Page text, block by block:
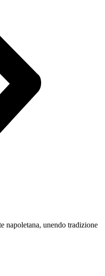
napoletana, unendo tradizione